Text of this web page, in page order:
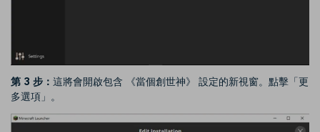
第 3 步： 這將會開啟包含 《當個創世神》 設定的新視窗。點擊「更
多選項」。